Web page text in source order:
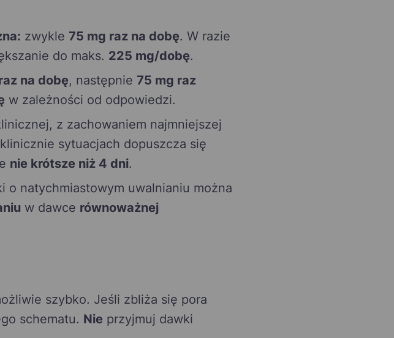
zwykle 75 mg raz na dobę. W razie
do maks. 225 mg/dobę.
na dobę, następnie 75 mg raz
w zależności od odpowiedzi.
z zachowaniem najmniejszej
sytuacjach dopuszcza się
nie krótsze niż 4 dni.
natychmiastowym uwalnianiu można
w dawce równoważnej
szybko. Jeśli zbliża się pora
schematu. Nie przyjmuj dawki